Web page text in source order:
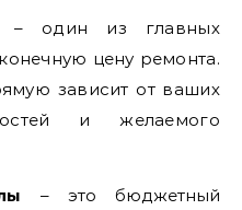
– один из главных
цену ремонта.
зависит от ваших
и желаемого
– это бюджетный